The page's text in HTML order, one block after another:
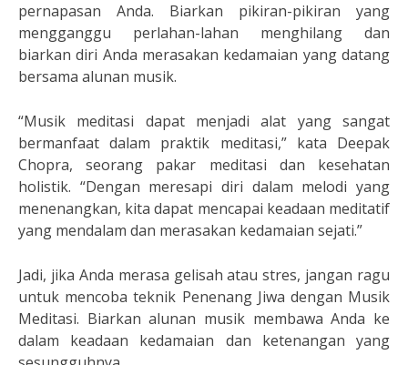
pernapasan Anda. Biarkan pikiran-pikiran yang
mengganggu perlahan-lahan menghilang dan
biarkan diri Anda merasakan kedamaian yang datang
bersama alunan musik.
“Musik meditasi dapat menjadi alat yang sangat
bermanfaat dalam praktik meditasi,” kata Deepak
Chopra, seorang pakar meditasi dan kesehatan
holistik. “Dengan meresapi diri dalam melodi yang
menenangkan, kita dapat mencapai keadaan meditatif
yang mendalam dan merasakan kedamaian sejati.”
Jadi, jika Anda merasa gelisah atau stres, jangan ragu
untuk mencoba teknik Penenang Jiwa dengan Musik
Meditasi. Biarkan alunan musik membawa Anda ke
dalam keadaan kedamaian dan ketenangan yang